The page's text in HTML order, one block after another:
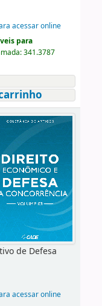
acessar online
para
341.3787
de Defesa
acessar online